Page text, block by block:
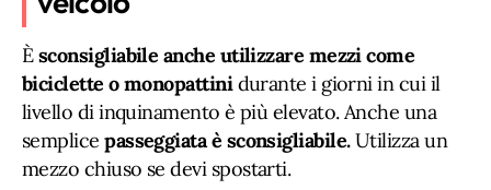
Èsconsigliabile anche utilizzare mezzi come
biciclette o monopattinidurante i giorni in cui il
livello di inquinamento è più elevato. Anche una
semplicepasseggiata è sconsigliabile.Utilizza un
mezzo chiuso se devi spostarti.